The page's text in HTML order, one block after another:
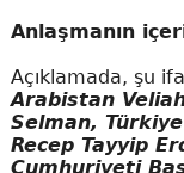
Anlaşmanın
Açıklamada, şu
Arabistan
Selman,
Recep Tayyip
Cumhuriyeti